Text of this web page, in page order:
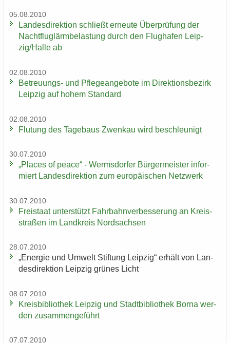
05.08.2010
Lan­des­di­rek­ti­on schließt er­neu­te Über­prü­fung der
Nacht­flug­lärm­be­las­tung durch den Flug­ha­fen Leip­
zig/Halle ab
02.08.2010
Betreuungs-​ und Pfle­ge­an­ge­bo­te im Di­rek­ti­ons­be­zirk
Leip­zig auf hohem Stan­dard
02.08.2010
Flu­tung des Ta­ge­baus Zwenkau wird be­schleu­nigt
30.07.2010
„Places of peace“ - Werms­dor­fer Bür­ger­meis­ter in­for­
miert Lan­des­di­rek­ti­on zum eu­ro­päi­schen Netz­werk
30.07.2010
Frei­staat un­ter­stützt Fahr­bahn­ver­bes­se­rung an Kreis­
stra­ßen im Land­kreis Nord­sach­sen
28.07.2010
„En­er­gie und Um­welt Stif­tung Leip­zig“ er­hält von Lan­
des­di­rek­ti­on Leip­zig grü­nes Licht
08.07.2010
Kreis­bi­blio­thek Leip­zig und Stadt­bi­blio­thek Borna wer­
den zu­sam­men­ge­führt
07.07.2010